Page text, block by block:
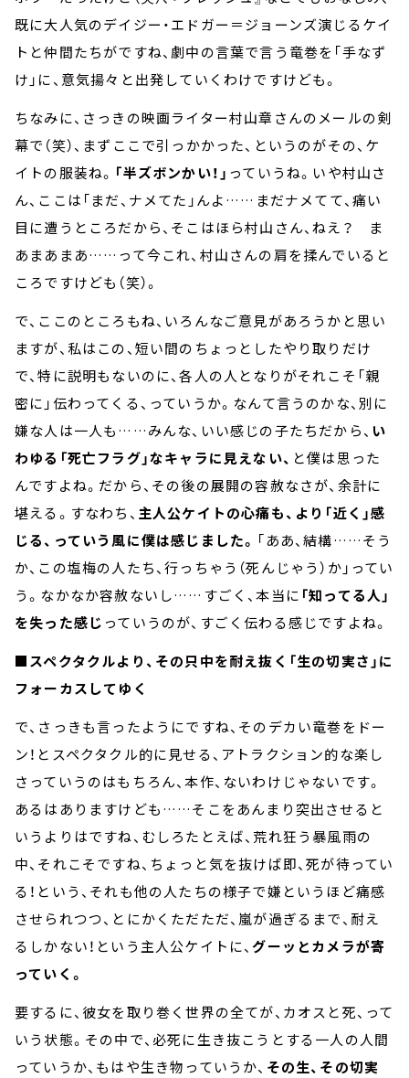
既に大人気のデイジー・エドガー＝ジョーンズ演じるケイ
トと仲間たちがですね、劇中の言葉で言う竜巻を「手なず
け」に、意気揚々と出発していくわけですけども。
ちなみに、さっきの映画ライター村山章さんのメールの剣
幕で（笑）、まずここで引っかかった、というのがその、ケ
イトの服装ね。 「半ズボンかい！」 っていうね。いや村山さ
ん、ここは「まだ、ナメてた」んよ……まだナメてて、痛い
目に遭うところだから、そこはほら村山さん、ねえ？ ま
あまあまあ……って今これ、村山さんの肩を揉んでいると
ころですけども（笑）。
で、ここのところもね、いろんなご意見があろうかと思い
ますが、私はこの、短い間のちょっとしたやり取りだけ
で、特に説明もないのに、各人の人となりがそれこそ「親
密に」伝わってくる、っていうか。なんて言うのかな、別に
嫌な人は一人も……みんな、いい感じの子たちだから、 い
わゆる「死亡フラグ」なキャラに見えない、 と僕は思った
んですよね。だから、その後の展開の容赦なさが、余計に
堪える。すなわち、 主人公ケイトの心痛も、より「近く」感
じる、っていう風に僕は感じました。 「ああ、結構……そう
か、この塩梅の人たち、行っちゃう（死んじゃう）か」ってい
う。なかなか容赦ないし……すごく、本当に 「知ってる人」
を失った感じ っていうのが、すごく伝わる感じですよね。
■スペクタクルより、その只中を耐え抜く「生の切実さ」に
フォーカスしてゆく
で、さっきも言ったようにですね、そのデカい竜巻をドー
ン！とスペクタクル的に見せる、アトラクション的な楽し
さっていうのはもちろん、本作、ないわけじゃないです。
あるはありますけども……そこをあんまり突出させると
いうよりはですね、むしろたとえば、荒れ狂う暴風雨の
中、それこそですね、ちょっと気を抜けば即、死が待ってい
る！という、それも他の人たちの様子で嫌というほど痛感
させられつつ、とにかくただただ、嵐が過ぎるまで、耐え
るしかない！という主人公ケイトに、グーッとカメラが寄
っていく。
要するに、彼女を取り巻く世界の全てが、カオスと死、って
いう状態。その中で、必死に生き抜こうとする一人の人間
っていうか、もはや生き物っていうか、 その生、その切実